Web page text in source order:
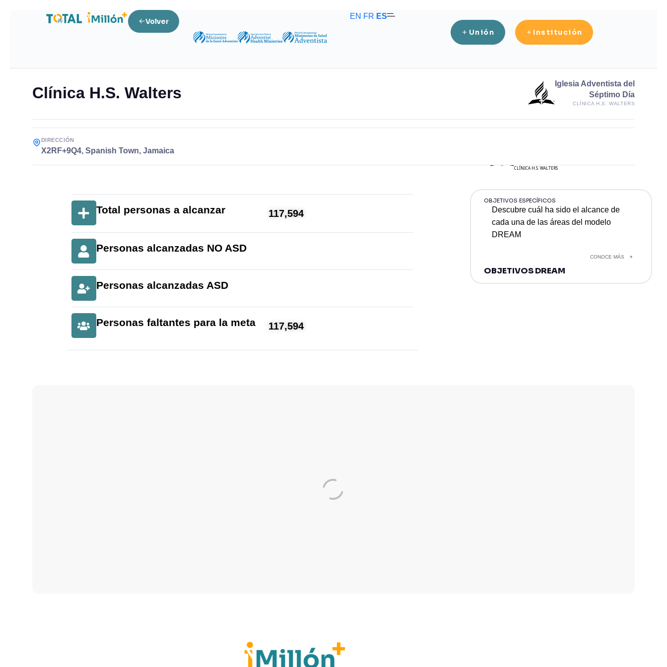
Volver
EN FR ES
Unión Institución
Clínica H.S. Walters
Iglesia Adventista del
Séptimo Día
CLÍNICA H.S. WALTERS
DIRECCIÓN
X2RF+9Q4, Spanish Town, Jamaica
CLÍNICA H.S. WALTERS
Total personas a alcanzar 117,594
Personas alcanzadas NO ASD
Personas alcanzadas ASD
Personas faltantes para la meta 117,594
OBJETIVOS ESPECÍFICOS
Descubre cuál ha sido el alcance de
cada una de las áreas del modelo
DREAM
CONOCE MÁS
OBJETIVOS DREAM